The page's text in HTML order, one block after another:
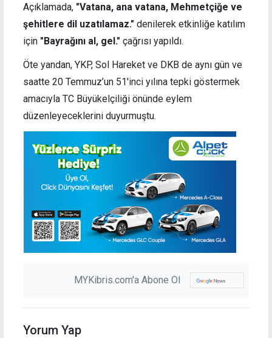
Açıklamada, "Vatana, ana vatana, Mehmetçiğe ve
şehitlere dil uzatılamaz." denilerek etkinliğe katılım
için "Bayrağını al, gel." çağrısı yapıldı.
Öte yandan, YKP, Sol Hareket ve DKB de aynı gün ve
saatte 20 Temmuz’un 51'inci yılına tepki göstermek
amacıyla TC Büyükelçiliği önünde eylem
düzenleyeceklerini duyurmuştu.
MYKibris.com'a Abone Ol
Yorum Yap